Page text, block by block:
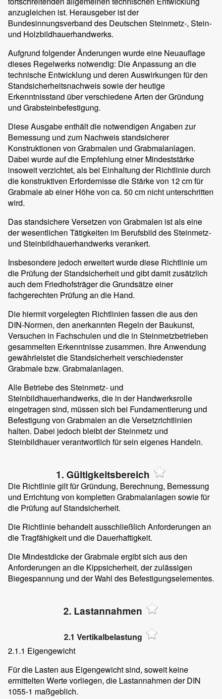
anzugleichen ist. Herausgeber ist der
Bundesinnungsverband des Deutschen Steinmetz-, Stein-
und Holzbildhauerhandwerks.
Aufgrund folgender Änderungen wurde eine Neuauflage
dieses Regelwerks notwendig: Die Anpassung an die
technische Entwicklung und deren Auswirkungen für den
Standsicherheitsnachweis sowie der heutige
Erkenntnisstand über verschiedene Arten der Gründung
und Grabsteinbefestigung.
Diese Ausgabe enthält die notwendigen Angaben zur
Bemessung und zum Nachweis standsicherer
Konstruktionen von Grabmalen und Grabmalanlagen.
Dabei wurde auf die Empfehlung einer Mindeststärke
insoweit verzichtet, als bei Einhaltung der Richtlinie durch
die konstruktiven Erfordernisse die Stärke von 12 cm für
Grabmale ab einer Höhe von ca. 50 cm nicht unterschritten
wird.
Das standsichere Versetzen von Grabmalen ist als eine
der wesentlichen Tätigkeiten im Berufsbild des Steinmetz-
und Steinbildhauerhandwerks verankert.
Insbesondere jedoch erweitert wurde diese Richtlinie um
die Prüfung der Standsicherheit und gibt damit zusätzlich
auch dem Friedhofsträger die Grundsätze einer
fachgerechten Prüfung an die Hand.
Die hiermit vorgelegten Richtlinien fassen die aus den
DIN-Normen, den anerkannten Regeln der Baukunst,
Versuchen in Fachschulen und die in Steinmetzbetrieben
gesammelten Erkenntnisse zusammen. Ihre Anwendung
gewährleistet die Standsicherheit verschiedenster
Grabmale bzw. Grabmalanlagen.
Alle Betriebe des Steinmetz- und
Steinbildhauerhandwerks, die in der Handwerksrolle
eingetragen sind, müssen sich bei Fundamentierung und
Befestigung von Grabmalen an die Versetzrichtlinien
halten. Dabei jedoch bleibt der Steinmetz und
Steinbildhauer verantwortlich für sein eigenes Handeln.
1. Gültigkeitsbereich
Die Richtlinie gilt für Gründung, Berechnung, Bemessung
und Errichtung von kompletten Grabmalanlagen sowie für
die Prüfung auf Standsicherheit.
Die Richtlinie behandelt ausschließlich Anforderungen an
die Tragfähigkeit und die Dauerhaftigkeit.
Die Mindestdicke der Grabmale ergibt sich aus den
Anforderungen an die Kippsicherheit, der zulässigen
Biegespannung und der Wahl des Befestigungselementes.
2. Lastannahmen
2.1 Vertikalbelastung
2.1.1 Eigengewicht
Für die Lasten aus Eigengewicht sind, soweit keine
ermittelten Werte vorliegen, die Lastannahmen der DIN
1055-1 maßgeblich.